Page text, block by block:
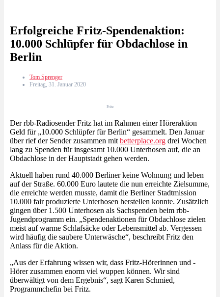
Erfolgreiche Fritz-Spendenaktion:
10.000 Schlüpfer für Obdachlose in
Berlin
Tom Sprenger
Freitag, 31. Januar 2020
Fritz
Der rbb-Radiosender Fritz hat im Rahmen einer Höreraktion
Geld für „10.000 Schlüpfer für Berlin“ gesammelt. Den Januar
über rief der Sender zusammen mit betterplace.org drei Wochen
lang zu Spenden für insgesamt 10.000 Unterhosen auf, die an
Obdachlose in der Hauptstadt gehen werden.
Aktuell haben rund 40.000 Berliner keine Wohnung und leben
auf der Straße. 60.000 Euro lautete die nun erreichte Zielsumme,
die erreichte werden musste, damit die Berliner Stadtmission
10.000 fair produzierte Unterhosen herstellen konnte. Zusätzlich
gingen über 1.500 Unterhosen als Sachspenden beim rbb-
Jugendprogramm ein. „Spendenaktionen für Obdachlose zielen
meist auf warme Schlafsäcke oder Lebensmittel ab. Vergessen
wird häufig die saubere Unterwäsche“, beschreibt Fritz den
Anlass für die Aktion.
„Aus der Erfahrung wissen wir, dass Fritz-Hörerinnen und -
Hörer zusammen enorm viel wuppen können. Wir sind
überwältigt von dem Ergebnis“, sagt Karen Schmied,
Programmchefin bei Fritz.